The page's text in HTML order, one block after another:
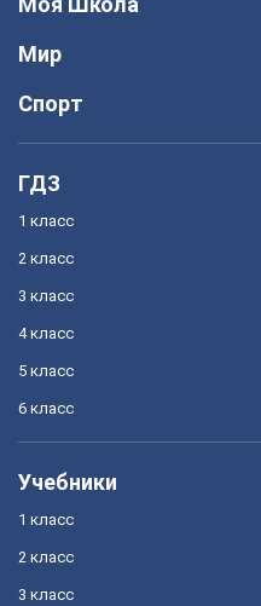
Мир
Спорт
ГДЗ
1 класс
2 класс
3 класс
4 класс
5 класс
6 класс
Учебники
1 класс
2 класс
3 класс